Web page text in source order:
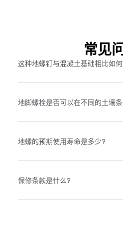
常见
这种地螺钉与混凝土基础相比如
地脚螺栓是否可以在不同的土壤
地螺的预期使用寿命是多少?
保修条款是什么?